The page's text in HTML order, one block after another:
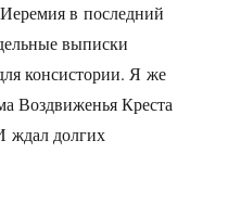
в последний
выписки
консистории. Я же
Воздвиженья Креста
ждал долгих